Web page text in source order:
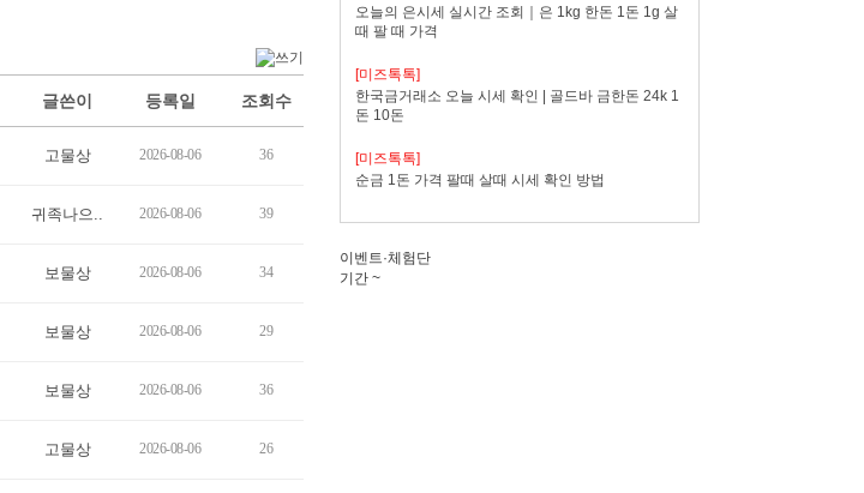
글쓴이 등록일 조회수
고물상 2026-08-06 36
귀족나으.. 2026-08-06 39
보물상 2026-08-06 34
보물상 2026-08-06 29
보물상 2026-08-06 36
고물상 2026-08-06 26
오늘의 은시세 실시간 조회｜은 1kg 한돈 1돈 1g 살
때 팔 때 가격
[미즈톡톡]
한국금거래소 오늘 시세 확인 | 골드바 금한돈 24k 1
돈 10돈
[미즈톡톡]
순금 1돈 가격 팔때 살때 시세 확인 방법
이벤트·체험단
기간 ~